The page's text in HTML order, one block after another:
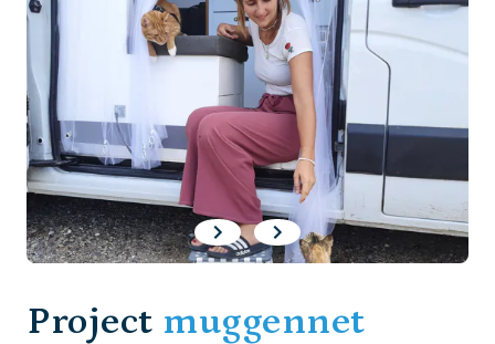
Project muggennet